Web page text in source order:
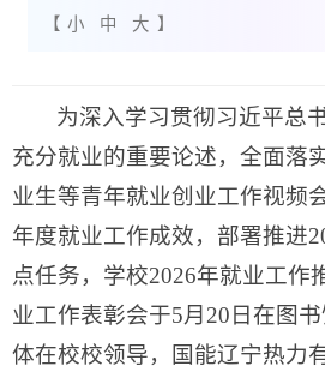
【 小 中 大 】
为深入学习贯彻习近平总
充分就业的重要论述，全面落
业生等青年就业创业工作视频
年度就业工作成效，部署推进
点任务，学校2026年就业工作
业工作表彰会于5月20日在图
体在校校领导，国能辽宁热力